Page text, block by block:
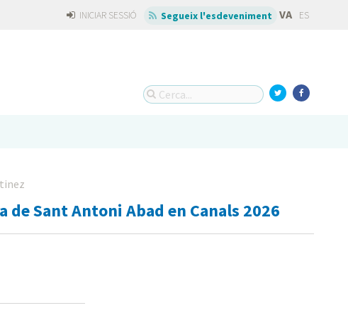
INICIAR SESSIÓ Segueix l'esdeveniment VA ES
de Sant Antoni Abad en Canals 2026